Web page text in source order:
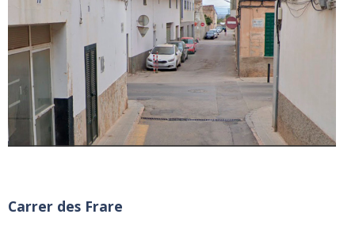
Carrer des Frare